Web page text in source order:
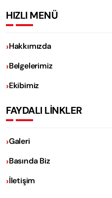
HIZLI MENÜ
Hakkımızda
Belgelerimiz
Ekibimiz
FAYDALI LİNKLER
Galeri
Basında Biz
İletişim